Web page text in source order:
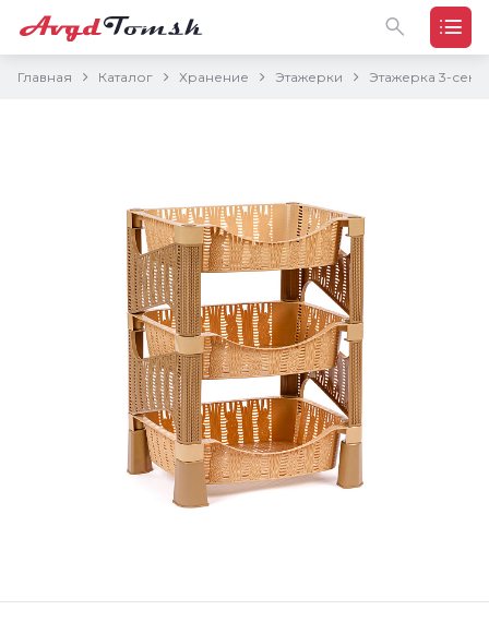
Главная Каталог Хранение Этажерки Этажерка 3-